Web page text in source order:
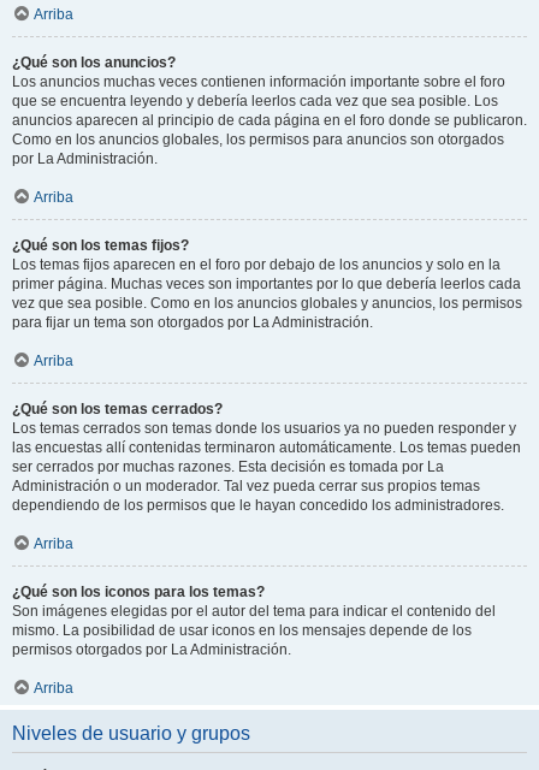
Arriba
¿Qué son los anuncios?
Los anuncios muchas veces contienen información importante sobre el foro
que se encuentra leyendo y debería leerlos cada vez que sea posible. Los
anuncios aparecen al principio de cada página en el foro donde se publicaron.
Como en los anuncios globales, los permisos para anuncios son otorgados
por La Administración.
Arriba
¿Qué son los temas fijos?
Los temas fijos aparecen en el foro por debajo de los anuncios y solo en la
primer página. Muchas veces son importantes por lo que debería leerlos cada
vez que sea posible. Como en los anuncios globales y anuncios, los permisos
para fijar un tema son otorgados por La Administración.
Arriba
¿Qué son los temas cerrados?
Los temas cerrados son temas donde los usuarios ya no pueden responder y
las encuestas allí contenidas terminaron automáticamente. Los temas pueden
ser cerrados por muchas razones. Esta decisión es tomada por La
Administración o un moderador. Tal vez pueda cerrar sus propios temas
dependiendo de los permisos que le hayan concedido los administradores.
Arriba
¿Qué son los iconos para los temas?
Son imágenes elegidas por el autor del tema para indicar el contenido del
mismo. La posibilidad de usar iconos en los mensajes depende de los
permisos otorgados por La Administración.
Arriba
Niveles de usuario y grupos